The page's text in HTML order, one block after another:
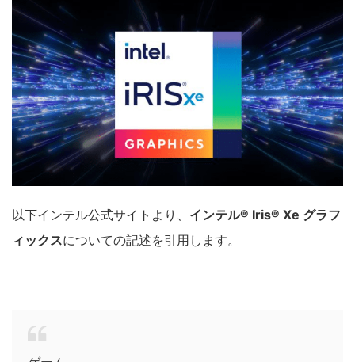
以下インテル公式サイトより、 インテル® Iris® Xe グラフ
ィックスについての記述を引用します。